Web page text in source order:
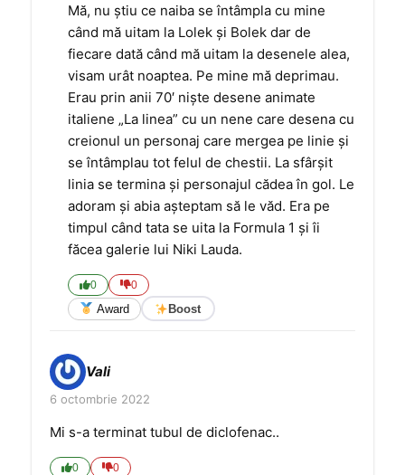
Mă, nu știu ce naiba se întâmpla cu mine
când mă uitam la Lolek și Bolek dar de
fiecare dată când mă uitam la desenele alea,
visam urât noaptea. Pe mine mă deprimau.
Erau prin anii 70′ niște desene animate
italiene „La linea” cu un nene care desena cu
creionul un personaj care mergea pe linie și
se întâmplau tot felul de chestii. La sfârșit
linia se termina și personajul cădea în gol. Le
adoram și abia așteptam să le văd. Era pe
timpul când tata se uita la Formula 1 și îi
făcea galerie lui Niki Lauda.
0 0
Award Boost
Vali
6 octombrie 2022
Mi s-a terminat tubul de diclofenac..
0 0